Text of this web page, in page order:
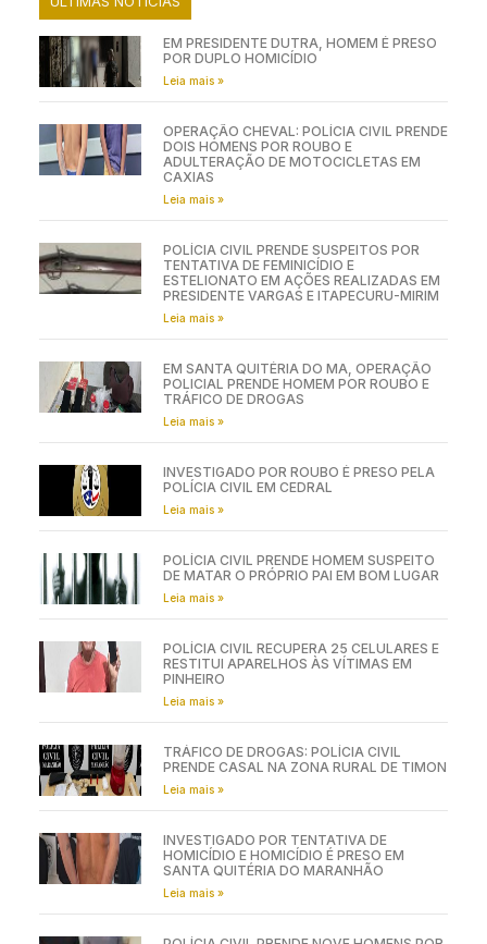
EM PRESIDENTE DUTRA, HOMEM É PRESO
POR DUPLO HOMICÍDIO
Leia mais »
OPERAÇÃO CHEVAL: POLÍCIA CIVIL PRENDE
DOIS HOMENS POR ROUBO E
ADULTERAÇÃO DE MOTOCICLETAS EM
CAXIAS
Leia mais »
POLÍCIA CIVIL PRENDE SUSPEITOS POR
TENTATIVA DE FEMINICÍDIO E
ESTELIONATO EM AÇÕES REALIZADAS EM
PRESIDENTE VARGAS E ITAPECURU-MIRIM
Leia mais »
EM SANTA QUITÉRIA DO MA, OPERAÇÃO
POLICIAL PRENDE HOMEM POR ROUBO E
TRÁFICO DE DROGAS
Leia mais »
INVESTIGADO POR ROUBO É PRESO PELA
POLÍCIA CIVIL EM CEDRAL
Leia mais »
POLÍCIA CIVIL PRENDE HOMEM SUSPEITO
DE MATAR O PRÓPRIO PAI EM BOM LUGAR
Leia mais »
POLÍCIA CIVIL RECUPERA 25 CELULARES E
RESTITUI APARELHOS ÀS VÍTIMAS EM
PINHEIRO
Leia mais »
TRÁFICO DE DROGAS: POLÍCIA CIVIL
PRENDE CASAL NA ZONA RURAL DE TIMON
Leia mais »
INVESTIGADO POR TENTATIVA DE
HOMICÍDIO E HOMICÍDIO É PRESO EM
SANTA QUITÉRIA DO MARANHÃO
Leia mais »